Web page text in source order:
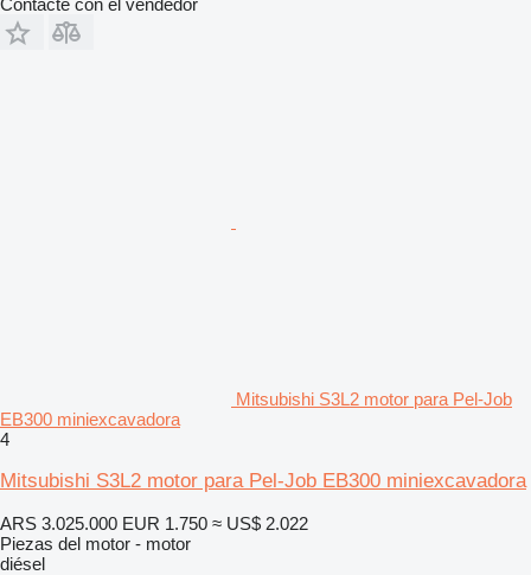
Mitsubishi S3L2 motor para Pel-Job
EB300 miniexcavadora
4
Mitsubishi S3L2 motor para Pel-Job EB300 miniexcavadora
ARS 3.025.000 EUR 1.750 ≈ US$ 2.022
Piezas del motor - motor
diésel